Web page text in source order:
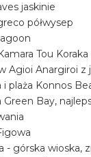
jaskinie
półwysep
Tou Koraka
Agioi Anargiroi z
i plaża Konnos
Green Bay,
- górska wioska,